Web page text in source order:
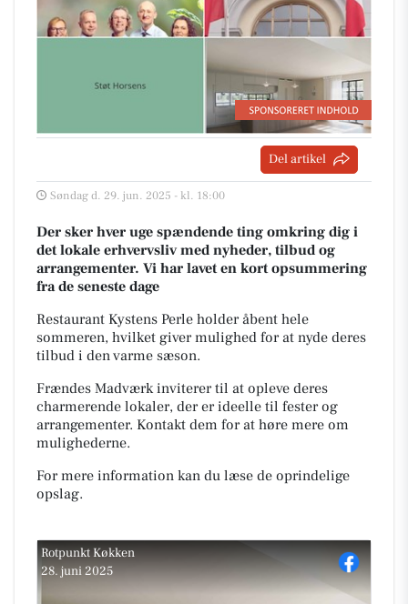
Del artikel
Søndag d. 29. jun. 2025 - kl. 18:00
Der sker hver uge spændende ting omkring dig i
det lokale erhvervsliv med nyheder, tilbud og
arrangementer. Vi har lavet en kort opsummering
fra de seneste dage
Restaurant Kystens Perle holder åbent hele
sommeren, hvilket giver mulighed for at nyde deres
tilbud i den varme sæson.
Frændes Madværk inviterer til at opleve deres
charmerende lokaler, der er ideelle til fester og
arrangementer. Kontakt dem for at høre mere om
mulighederne.
For mere information kan du læse de oprindelige
opslag.
Rotpunkt Køkken
28. juni 2025